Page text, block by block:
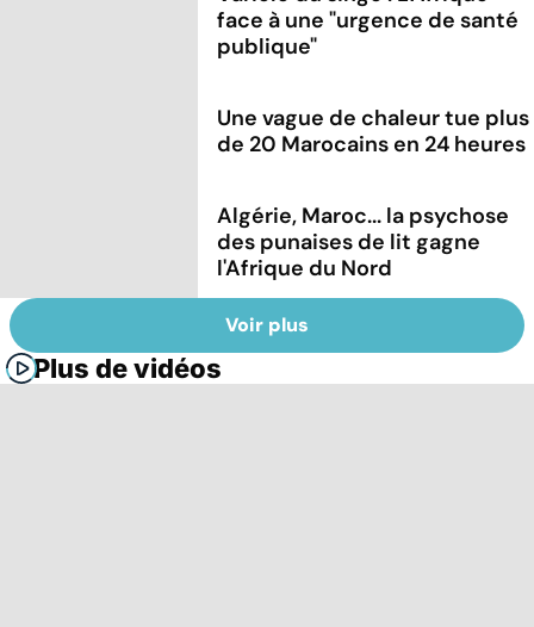
face à une "urgence de santé
publique"
Une vague de chaleur tue plus
de 20 Marocains en 24 heures
Algérie, Maroc... la psychose
des punaises de lit gagne
l'Afrique du Nord
Voir plus
Plus de vidéos